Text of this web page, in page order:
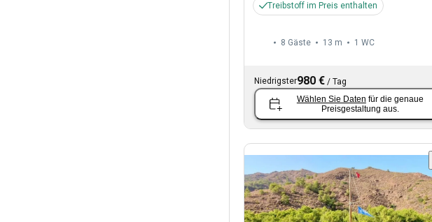
Treibstoff im Preis enthalten
8 Gäste 13 m 1 WC
Niedrigster980 € / Tag
Wählen Sie Daten für die genaue
Preisgestaltung aus.